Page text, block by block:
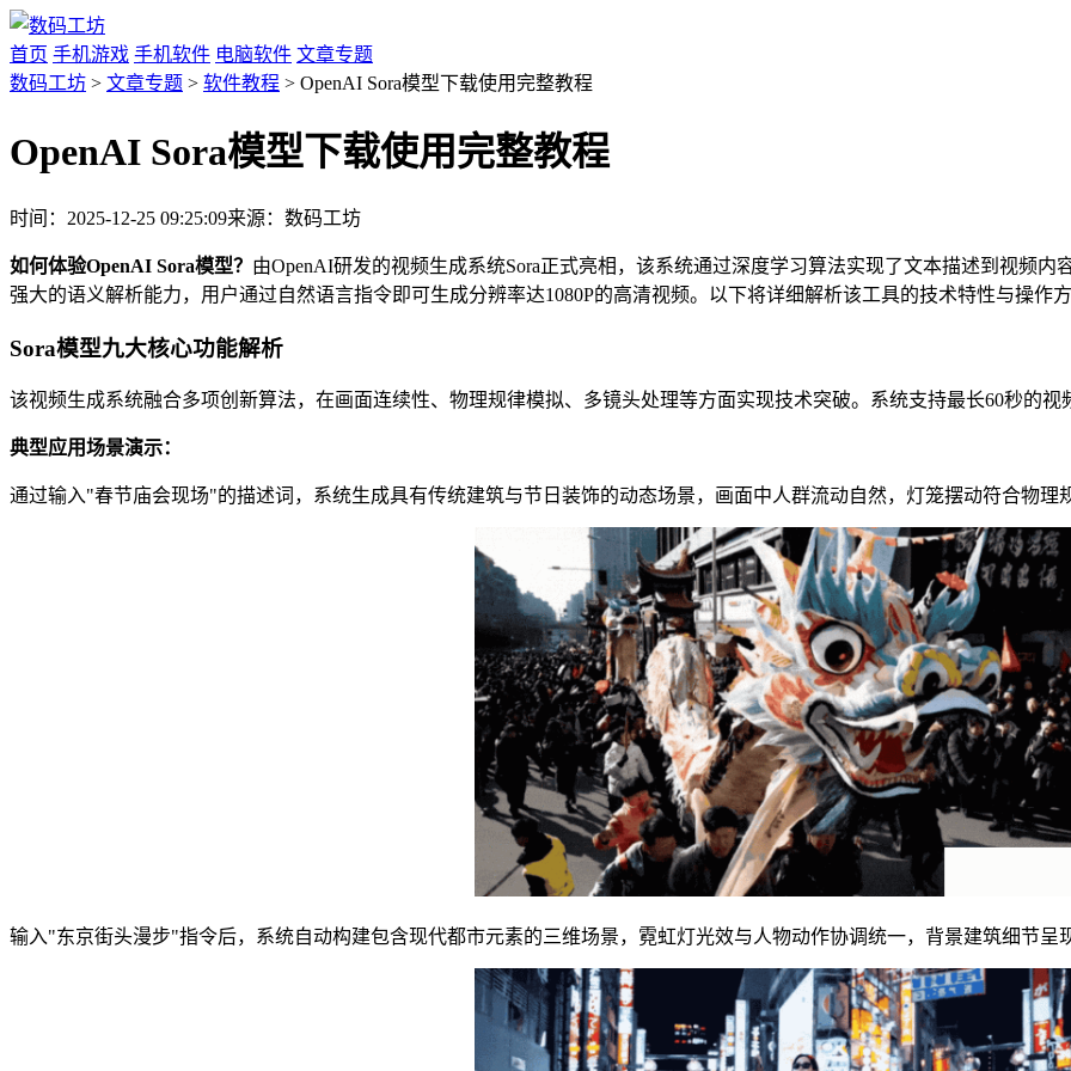
首页 手机游戏 手机软件 电脑软件 文章专题
数码工坊 > 文章专题 > 软件教程 > OpenAI Sora模型下载使用完整教程
OpenAI Sora模型下载使用完整教程
时间：2025-12-25 09:25:09来源：数码工坊
如何体验OpenAI Sora模型？ 由OpenAI研发的视频生成系统Sora正式亮相，该系统通过深度学习算法实现了文本描述到视频
强大的语义解析能力，用户通过自然语言指令即可生成分辨率达1080P的高清视频。以下将详细解析该工具的技术特性与操作
Sora模型九大核心功能解析
该视频生成系统融合多项创新算法，在画面连续性、物理规律模拟、多镜头处理等方面实现技术突破。系统支持最长60秒的
典型应用场景演示：
通过输入"春节庙会现场"的描述词，系统生成具有传统建筑与节日装饰的动态场景，画面中人群流动自然，灯笼摆动符合物理
输入"东京街头漫步"指令后，系统自动构建包含现代都市元素的三维场景，霓虹灯光效与人物动作协调统一，背景建筑细节呈